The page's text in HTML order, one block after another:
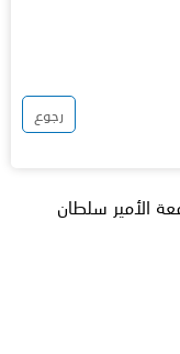
رجوع
الأمير سلطان